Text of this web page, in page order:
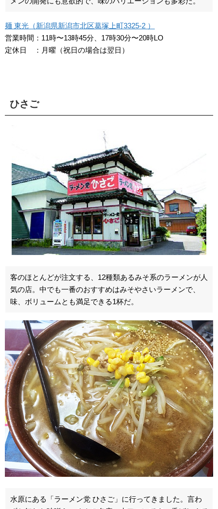
麺 東光（新潟県新潟市北区葛塚上町3325-2 ）
営業時間：11時〜13時45分、17時30分〜20時LO
定休日 ：月曜（祝日の場合は翌日）
ひさご
客のほとんどが注文する、12種類あるみそ系のラーメンが人
気の店。中でも一番のおすすめはみそやさいラーメンで、
味、ボリュームとも満足できる1杯だ。
水原にある「ラーメン党 ひさご」に行ってきました。言わ